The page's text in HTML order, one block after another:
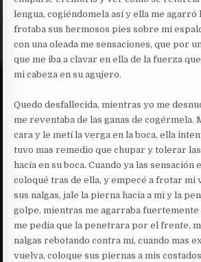
lengua, cogiéndomela así y ella me agarró
frotaba sus hermosos pies sobre mi
con una oleada me sensaciones, que por
que me iba a clavar en ella de la fuerza
mi cabeza en su agujero.
Quedo desfallecida, mientras yo me
me reventaba de las ganas de cogérmela.
cara y le metí la verga en la boca, ella
tuvo mas remedio que chupar y tolerar
hacía en su boca. Cuando ya las
coloqué tras de ella, y empecé a frotar mi
sus nalgas, jale la pierna hacia a mi y la
golpe, mientras me agarraba fuertemente
me pedía que la penetrara por el frente,
nalgas rebotando contra mí, cuando mas
vuelva, coloque sus piernas a mis